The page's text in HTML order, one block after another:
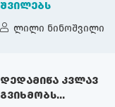
ᲨᲕᲘᲚᲔᲑᲡ
ლილი ნინოშვილი
ᲓᲔᲓᲐᲛᲘᲬᲐ ᲙᲕᲚᲐᲕ
ᲒᲕᲘᲮᲛᲝᲑᲡ...